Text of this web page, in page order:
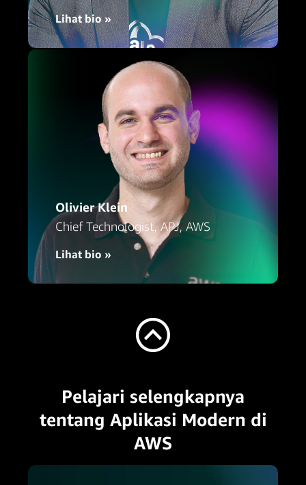
Lihat bio »
Olivier Klein
Chief Technologist, APJ, AWS
Lihat bio »
Pelajari selengkapnya
tentang Aplikasi Modern di
AWS